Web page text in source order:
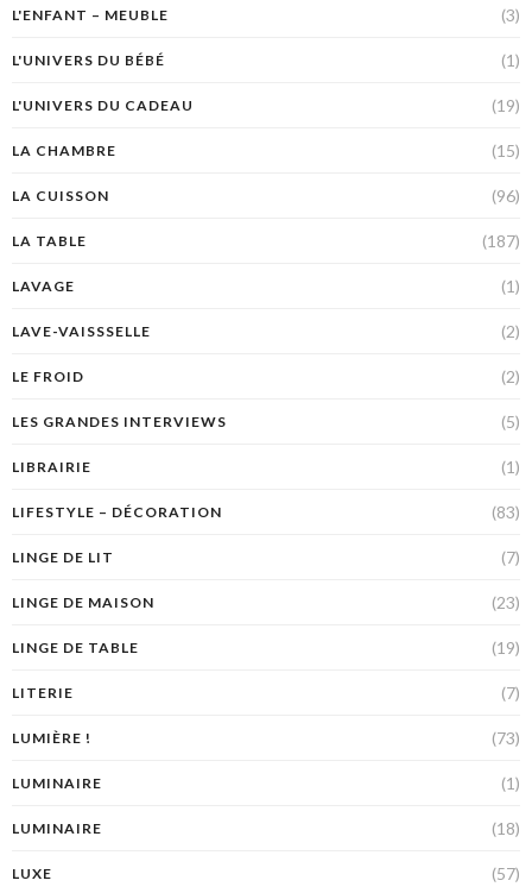
L'ENFANT – MEUBLE (3)
L'UNIVERS DU BÉBÉ (1)
L'UNIVERS DU CADEAU (19)
LA CHAMBRE (15)
LA CUISSON (96)
LA TABLE (187)
LAVAGE (1)
LAVE-VAISSSELLE (2)
LE FROID (2)
LES GRANDES INTERVIEWS (5)
LIBRAIRIE (1)
LIFESTYLE – DÉCORATION (83)
LINGE DE LIT (7)
LINGE DE MAISON (23)
LINGE DE TABLE (19)
LITERIE (7)
LUMIÈRE ! (73)
LUMINAIRE (1)
LUMINAIRE (18)
LUXE (57)